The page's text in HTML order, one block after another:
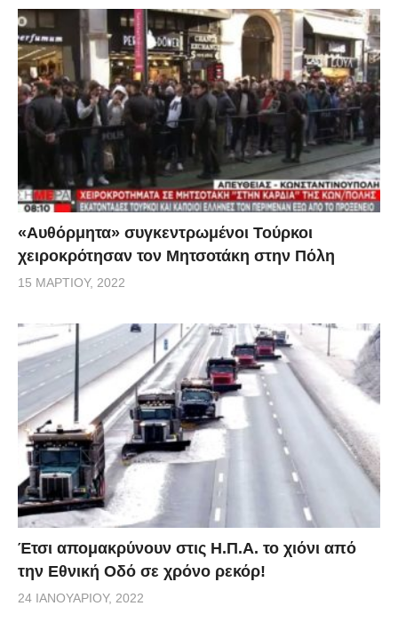
«Αυθόρμητα» συγκεντρωμένοι Τούρκοι
χειροκρότησαν τον Μητσοτάκη στην Πόλη
15 ΜΑΡΤΊΟΥ, 2022
Έτσι απομακρύνουν στις Η.Π.Α. το χιόνι από
την Εθνική Οδό σε χρόνο ρεκόρ!
24 ΙΑΝΟΥΑΡΊΟΥ, 2022